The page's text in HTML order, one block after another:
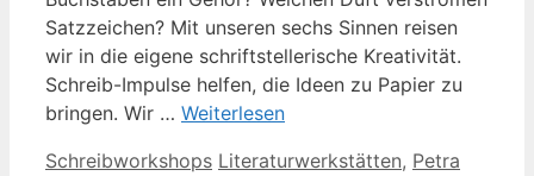
Satzzeichen? Mit unseren sechs Sinnen reisen
wir in die eigene schriftstellerische Kreativität.
Schreib-Impulse helfen, die Ideen zu Papier zu
bringen. Wir … Weiterlesen
Kategorien
Schreibworkshops Schlagwörter
Literaturwerkstätten, Petra